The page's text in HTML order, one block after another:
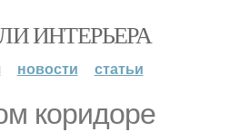
ИНТЕРЬЕРА
новости статьи
коридоре